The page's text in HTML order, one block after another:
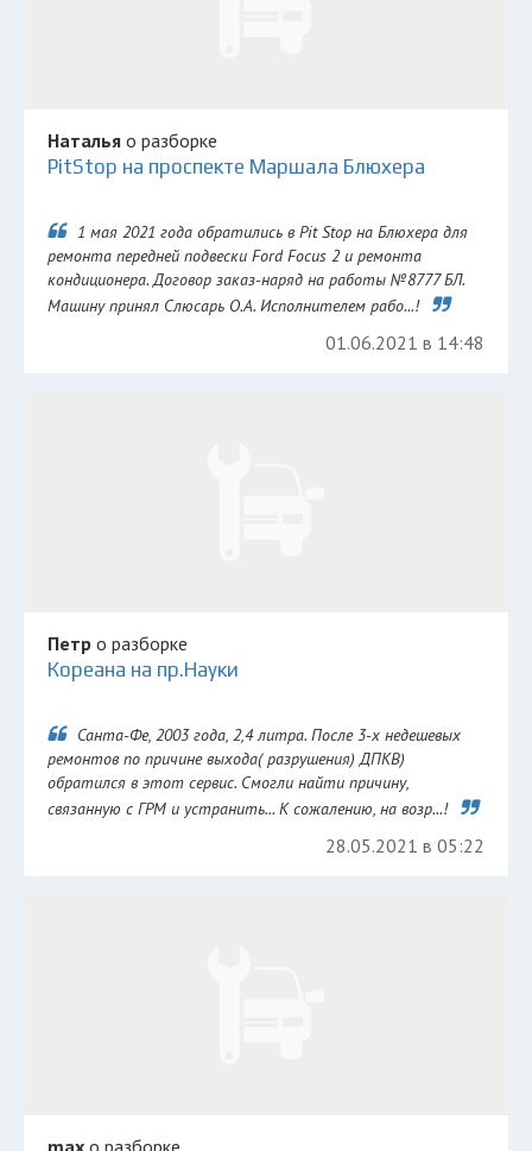
Наталья о разборке
PitStop на проспекте Маршала Блюхера
1 мая 2021 года обратились в Pit Stop на Блюхера для
ремонта передней подвески Ford Focus 2 и ремонта
кондиционера. Договор заказ-наряд на работы №8777 БЛ.
Машину принял Слюсарь О.А. Исполнителем рабо...!
01.06.2021 в 14:48
Петр о разборке
Кореана на пр.Науки
Санта-Фе, 2003 года, 2,4 литра. После 3-х недешевых
ремонтов по причине выхода( разрушения) ДПКВ)
обратился в этот сервис. Смогли найти причину,
связанную с ГРМ и устранить... К сожалению, на возр...!
28.05.2021 в 05:22
max о разборке